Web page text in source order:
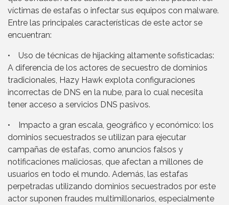
víctimas de estafas o infectar sus equipos con malware.
Entre las principales características de este actor se
encuentran:
• Uso de técnicas de hijacking altamente sofisticadas:
A diferencia de los actores de secuestro de dominios
tradicionales, Hazy Hawk explota configuraciones
incorrectas de DNS en la nube, para lo cual necesita
tener acceso a servicios DNS pasivos.
• Impacto a gran escala, geográfico y económico: los
dominios secuestrados se utilizan para ejecutar
campañas de estafas, como anuncios falsos y
notificaciones maliciosas, que afectan a millones de
usuarios en todo el mundo. Además, las estafas
perpetradas utilizando dominios secuestrados por este
actor suponen fraudes multimillonarios, especialmente